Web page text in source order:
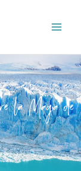
la Magia de